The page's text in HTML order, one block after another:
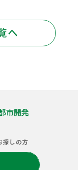
へ
探しの方